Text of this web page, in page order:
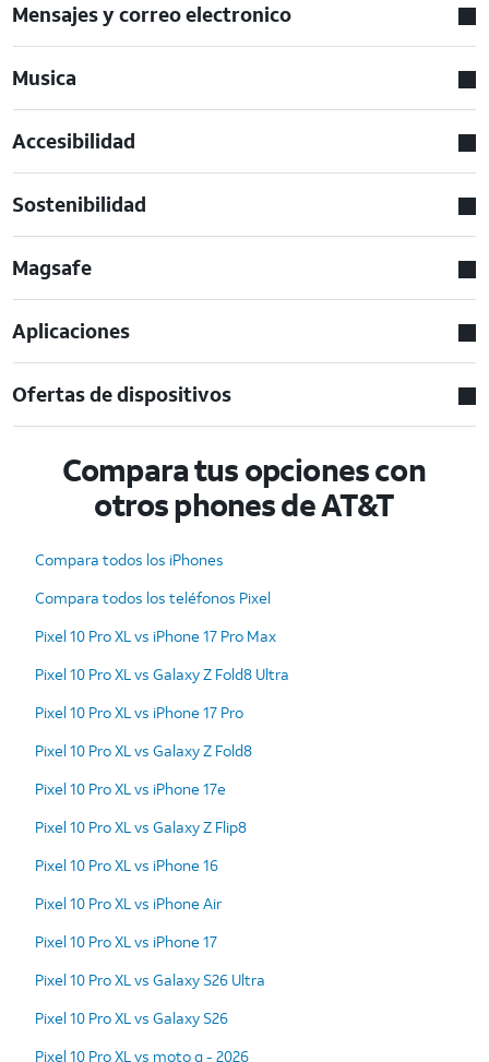
Mensajes y correo electronico
Musica
Accesibilidad
Sostenibilidad
Magsafe
Aplicaciones
Ofertas de dispositivos
Compara tus opciones con
otros phones de AT&T
Compara todos los iPhones
Compara todos los teléfonos Pixel
Pixel 10 Pro XL vs iPhone 17 Pro Max
Pixel 10 Pro XL vs Galaxy Z Fold8 Ultra
Pixel 10 Pro XL vs iPhone 17 Pro
Pixel 10 Pro XL vs Galaxy Z Fold8
Pixel 10 Pro XL vs iPhone 17e
Pixel 10 Pro XL vs Galaxy Z Flip8
Pixel 10 Pro XL vs iPhone 16
Pixel 10 Pro XL vs iPhone Air
Pixel 10 Pro XL vs iPhone 17
Pixel 10 Pro XL vs Galaxy S26 Ultra
Pixel 10 Pro XL vs Galaxy S26
Pixel 10 Pro XL vs moto g - 2026